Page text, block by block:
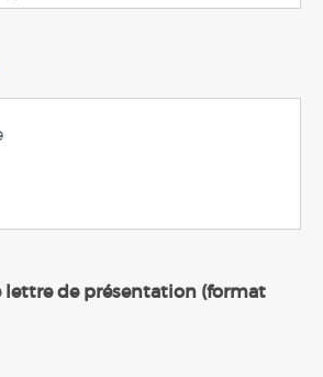
lettre de présentation (format